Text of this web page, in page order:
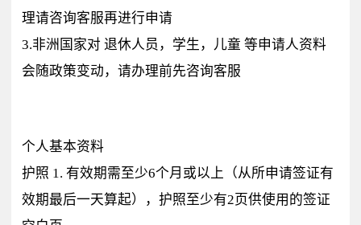
理请咨询客服再进行申请
3.非洲国家对 退休人员，学生，儿童 等申请人资料
会随政策变动，请办理前先咨询客服
个人基本资料
护照 1. 有效期需至少6个月或以上（从所申请签证有
效期最后一天算起），护照至少有2页供使用的签证